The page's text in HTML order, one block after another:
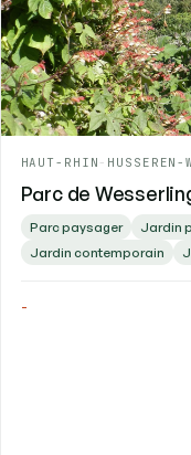
HAUT-RHIN - HUSSEREN-
Parc de
Parc paysager Jardin
Jardin contemporain
-